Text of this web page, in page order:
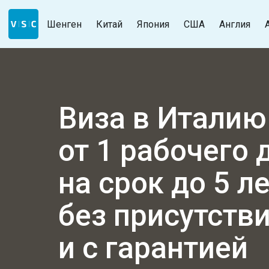
Шенген Китай Япония США Англия
Виза в Италию
от 1 рабочего
на срок до 5
без
и с гарантией